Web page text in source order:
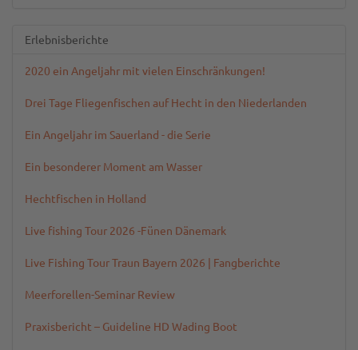
Erlebnisberichte
2020 ein Angeljahr mit vielen Einschränkungen!
Drei Tage Fliegenfischen auf Hecht in den Niederlanden
Ein Angeljahr im Sauerland - die Serie
Ein besonderer Moment am Wasser
Hechtfischen in Holland
Live fishing Tour 2026 -Fünen Dänemark
Live Fishing Tour Traun Bayern 2026 | Fangberichte
Meerforellen-Seminar Review
Praxisbericht – Guideline HD Wading Boot